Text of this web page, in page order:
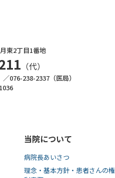
東2丁⽬1番地
（代）
076-238-2337（医局）
当院について
病院長あいさつ
理念・基本方針・患者さんの権